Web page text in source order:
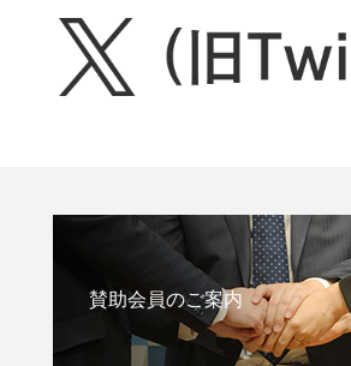
賛助会員のご案内